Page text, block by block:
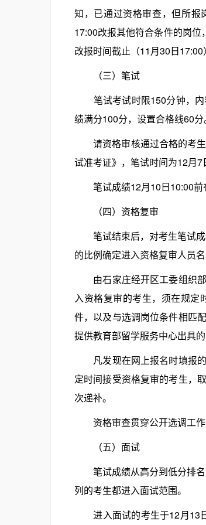
知，已通过资格审查，但所
17:00改报其他符合条件的岗位
改报时间截止（11月30日
（三）笔试
笔试考试时限150分钟，内
绩满分100分，设置合格线60分
请资格审核通过合格的考生
试准考证》，笔试时间为12月7
笔试成绩12月10日10:00前
（四）资格复审
笔试结束后，对考生笔试成
的比例确定进入资格复审人员
由石家庄经开区工委组织部
入资格复审的考生，须在规定
件，以及与选调岗位条件相匹
提供教育部留学服务中心出具
凡发现在网上报名时填报的
定时间接受资格复审的考生，
次递补。
资格审查贯穿公开选调工作
（五）面试
笔试成绩从高分到低分排名
列的考生都进入面试范围。
进入面试的考生于12月13日